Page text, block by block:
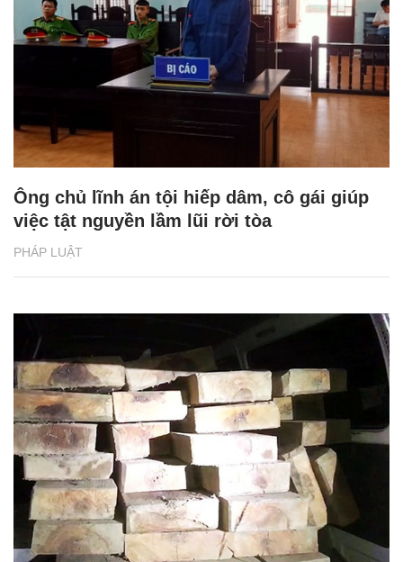
PHÁP LUẬT
Ông chủ lĩnh án tội hiếp dâm, cô gái giúp
việc tật nguyền lầm lũi rời tòa